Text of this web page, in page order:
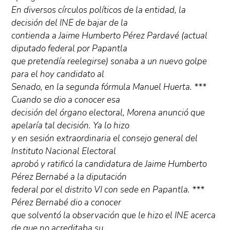
En diversos círculos políticos de la entidad, la
decisión del INE de bajar de la
contienda a Jaime Humberto Pérez Pardavé (actual
diputado federal por Papantla
que pretendía reelegirse) sonaba a un nuevo golpe
para el hoy candidato al
Senado, en la segunda fórmula Manuel Huerta. ***
Cuando se dio a conocer esa
decisión del órgano electoral, Morena anunció que
apelaría tal decisión. Ya lo hizo
y en sesión extraordinaria el consejo general del
Instituto Nacional Electoral
aprobó y ratificó la candidatura de Jaime Humberto
Pérez Bernabé a la diputación
federal por el distrito VI con sede en Papantla. ***
Pérez Bernabé dio a conocer
que solventó la observación que le hizo el INE acerca